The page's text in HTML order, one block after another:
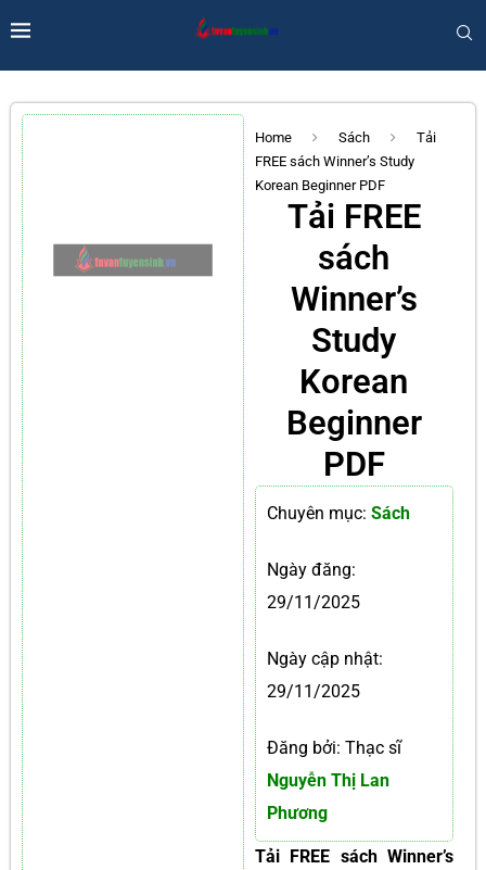
Home Sách
Tải
FREE sách Winner’s Study
Korean Beginner PDF
Tải FREE
sách
Winner’s
Study
Korean
Beginner
PDF
Chuyên mục: Sách
Ngày đăng:
29/11/2025
Ngày cập nhật:
29/11/2025
Đăng bởi: Thạc sĩ
Nguyễn Thị Lan
Phương
Tải FREE sách Winner’s